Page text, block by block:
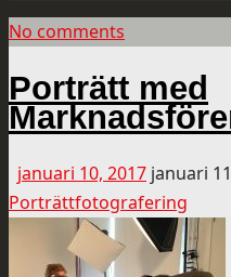
No comments
Porträtt med
januari 10, 2017 januari
Porträttfotografering